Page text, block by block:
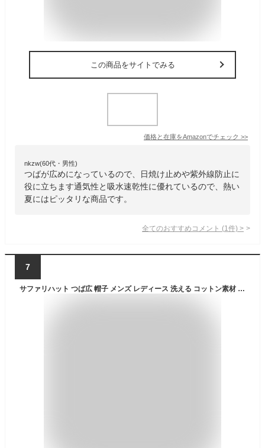
この商品をサイトでみる
価格と在庫をAmazonでチェック >>
nkzw(60代・男性)
つばが広めになっているので、日焼け止めや紫外線防止に
役に立ちます通気性と吸水速乾性に優れているので、熱い
夏にはピッタリな商品です。
全てのおすすめコメント (1 件) >
7
サファリハット つば広 帽子 メンズ レディース 洗える コットン素材 UVカット 紫外線カット 大きいサイズあり アドベンチャーハット L XL 深め 釣り フィッシング アウトドア 登山 海 キャンプ バーベキュー おしゃれ 無地 ウォッシュ加工 春夏 秋冬